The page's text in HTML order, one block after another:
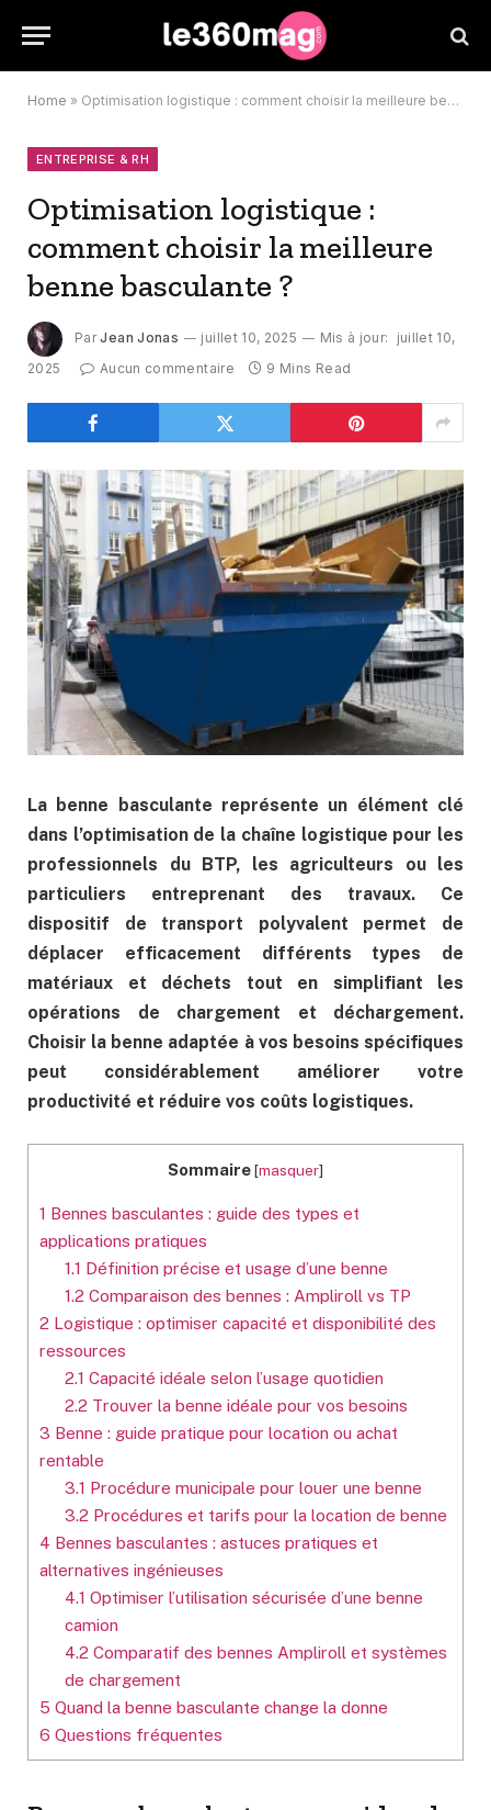
Home » Optimisation logistique : comment choisir la meilleure benne basculante ?
ENTREPRISE & RH
Optimisation logistique :
comment choisir la meilleure
benne basculante ?
Par Jean Jonas juillet 10, 2025 Mis à jour:
juillet 10,
2025
Aucun commentaire 9 Mins Read
La benne basculante représente un élément clé
dans l’optimisation de la chaîne logistique pour les
professionnels du BTP, les agriculteurs ou les
particuliers entreprenant des travaux. Ce
dispositif de transport polyvalent permet de
déplacer efficacement différents types de
matériaux et déchets tout en simplifiant les
opérations de chargement et déchargement.
Choisir la benne adaptée à vos besoins spécifiques
peut considérablement améliorer votre
productivité et réduire vos coûts logistiques.
Sommaire[masquer]
1 Bennes basculantes : guide des types et
applications pratiques
1.1 Définition précise et usage d’une benne
1.2 Comparaison des bennes : Ampliroll vs TP
2 Logistique : optimiser capacité et disponibilité des
ressources
2.1 Capacité idéale selon l’usage quotidien
2.2 Trouver la benne idéale pour vos besoins
3 Benne : guide pratique pour location ou achat
rentable
3.1 Procédure municipale pour louer une benne
3.2 Procédures et tarifs pour la location de benne
4 Bennes basculantes : astuces pratiques et
alternatives ingénieuses
4.1 Optimiser l’utilisation sécurisée d’une benne
camion
4.2 Comparatif des bennes Ampliroll et systèmes
de chargement
5 Quand la benne basculante change la donne
6 Questions fréquentes